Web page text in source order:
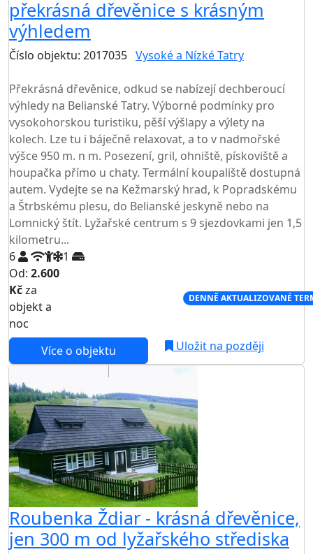
překrásná dřevěnice s krásným
výhledem
Číslo objektu: 2017035 Vysoké a Nízké Tatry
Překrásná dřevěnice, odkud se nabízejí dechberoucí
výhledy na Belianské Tatry. Výborné podmínky pro
vysokohorskou turistiku, pěší výšlapy a výlety na
kolech. Lze tu i báječně relaxovat, a to v nadmořské
výšce 950 m. n m. Posezení, gril, ohniště, pískoviště a
houpačka přímo u chaty. Termální koupaliště dostupná
autem. Vydejte se na Kežmarský hrad, k Popradskému
a Štrbskému plesu, do Belianské jeskyně nebo na
Lomnický štít. Lyžařské centrum s 9 sjezdovkami jen 1,5
kilometru...
6
1
Od: 2.600
Kčza
objekt a
noc
DENNĚ AKTUALIZOVANÉ
Více o objektu Uložit na později
Roubenka Ždiar - krásná dřevěnice,
jen 300 m od lyžařského střediska